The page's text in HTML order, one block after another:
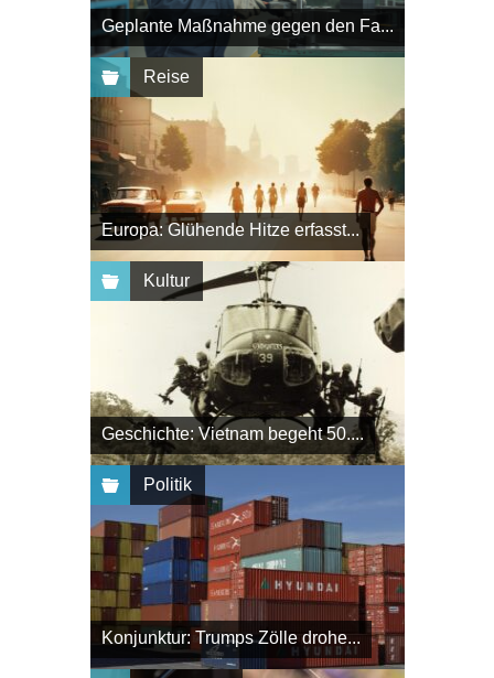
Geplante Maßnahme gegen den Fa...
Reise
Europa: Glühende Hitze erfasst...
Kultur
Geschichte: Vietnam begeht 50....
Politik
Konjunktur: Trumps Zölle drohe...